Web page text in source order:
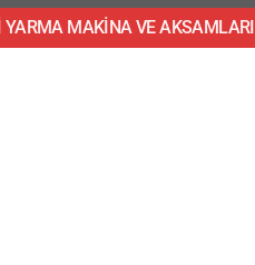
YARMA MAKİNA VE AKSAMLARI